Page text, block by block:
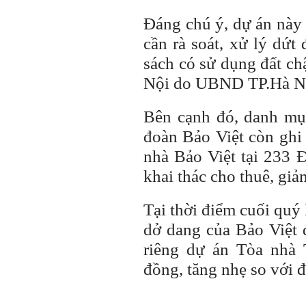
Đáng chú ý, dự án này
cần rà soát, xử lý dứt
sách có sử dụng đất
Nội do UBND TP.Hà
Bên cạnh đó, danh
đoàn Bảo Việt còn
nhà Bảo Việt tại 233
khai thác cho thuê,
Tại thời điểm cuối
dở dang của Bảo
riêng dự án Tòa nhà
đồng, tăng nhẹ so với